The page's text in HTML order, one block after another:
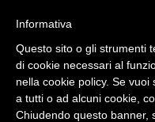
Informativa
Questo sito o gli strumenti
di cookie necessari al
nella cookie policy. Se
a tutti o ad alcuni cookie,
Chiudendo questo banner,